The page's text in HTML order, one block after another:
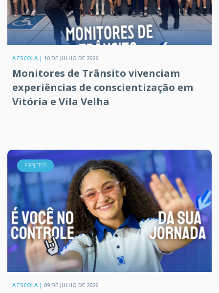
A ESCOLA | 10 DE JULHO DE 2026
Monitores de Trânsito vivenciam
experiências de conscientização em
Vitória e Vila Velha
PROJETOS
A ESCOLA | 09 DE JULHO DE 2026